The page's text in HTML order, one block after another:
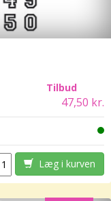
Tilbud
47,50 kr.
Læg i kurven